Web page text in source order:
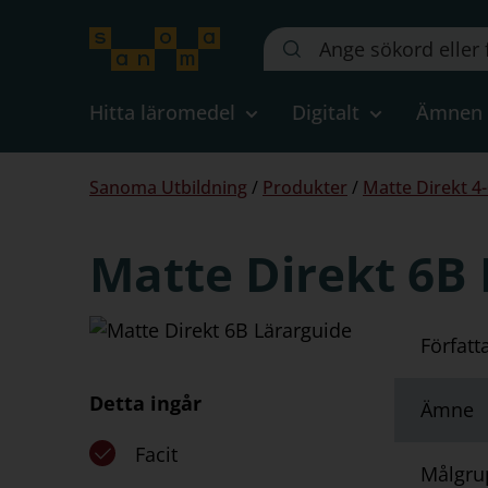
Sök
på
webbplatsen::
Hitta läromedel Digitalt Ämnen
Du
Sanoma Utbildning / Produkter / Matte Direkt
Matte Direkt 6B
Detta ingår
Facit
Ämne